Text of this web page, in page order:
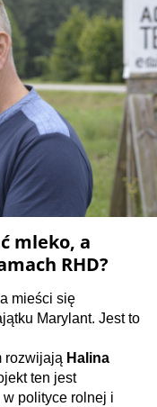
mleko, a
RHD?
mieści się
Marylant. Jest to
rozwijają Halina
ten jest
polityce rolnej i